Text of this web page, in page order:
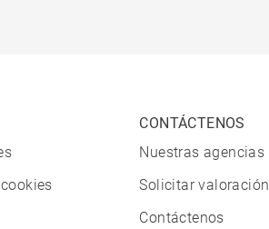
CONTÁCTENOS
Nuestras agencias
Solicitar valoración
Contáctenos